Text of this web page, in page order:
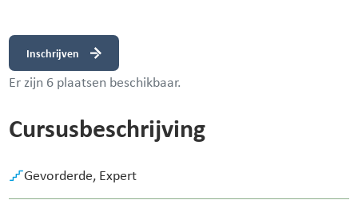
Inschrijven
Er zijn 6 plaatsen beschikbaar.
Cursusbeschrijving
Gevorderde, Expert